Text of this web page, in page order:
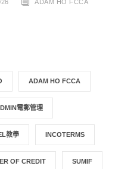
ADAM HO FCCA
ADAM HO FCCA
電郵管理
教學 INCOTERMS
OF CREDIT SUMIF